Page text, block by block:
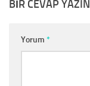
BIR CEVAP YAZIN
Yorum *